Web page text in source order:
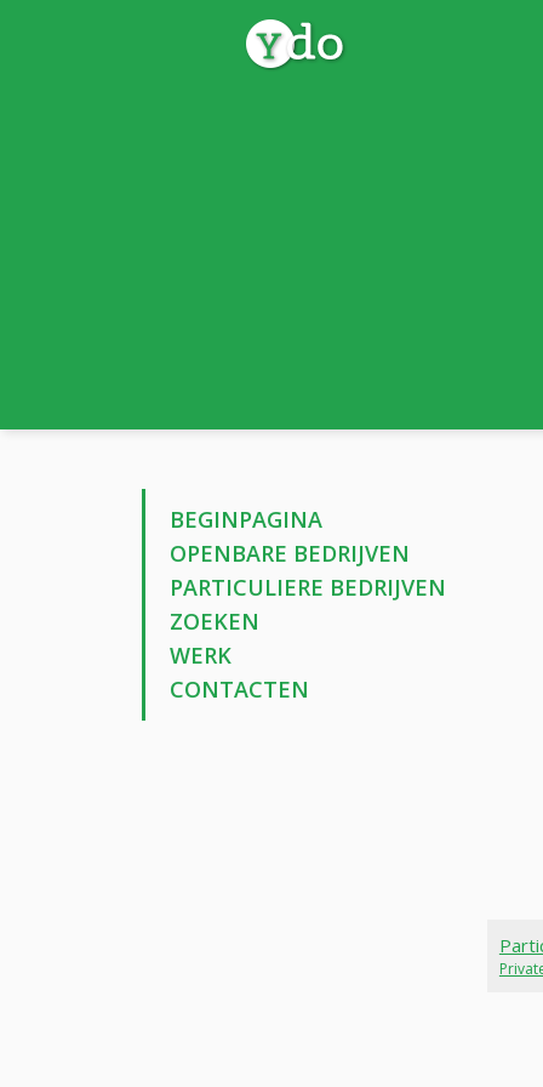
BEGINPAGINA
OPENBARE BEDRIJVEN
PARTICULIERE BEDRIJVEN
ZOEKEN
WERK
CONTACTEN